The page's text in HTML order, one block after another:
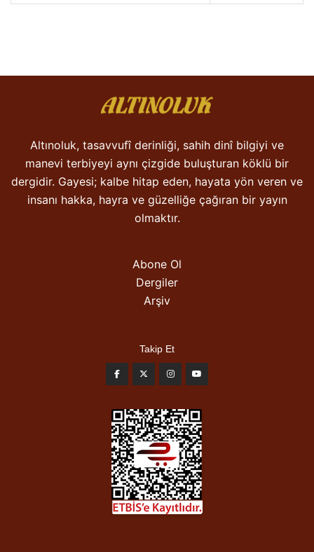
Altınoluk, tasavvufî derinliği, sahih dinî bilgiyi ve
manevi terbiyeyi aynı çizgide buluşturan köklü bir
dergidir. Gayesi; kalbe hitap eden, hayata yön veren ve
insanı hakka, hayra ve güzelliğe çağıran bir yayın
olmaktır.
Abone Ol
Dergiler
Arşiv
Takip Et